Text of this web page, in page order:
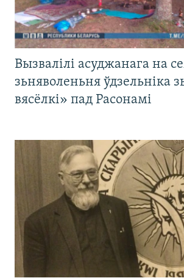
Вызвалілі асуджанага на
зьняволеньня ўдзельніка
вясёлкі» пад Расонамі